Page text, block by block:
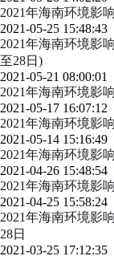
2021年海南环境影
2021-05-25 15:48:43
2021年海南环境影
至28日)
2021-05-21 08:00:01
2021年海南环境影
2021-05-17 16:07:12
2021年海南环境影
2021-05-14 15:16:49
2021年海南环境影
2021-04-26 15:48:54
2021年海南环境影
2021-04-25 15:58:24
2021年海南环境影
28日
2021-03-25 17:12:35